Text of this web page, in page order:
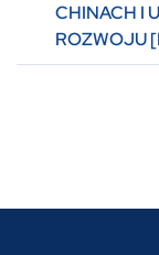
CHINACH I
ROZWOJU